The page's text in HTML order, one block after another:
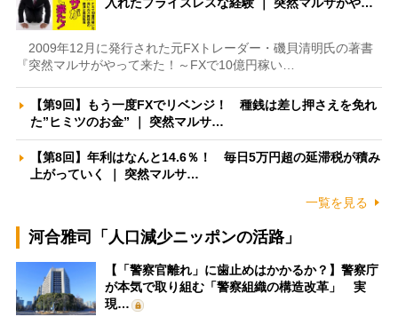
2009年12月に発行された元FXトレーダー・磯貝清明氏の著書
『突然マルサがやって来た！～FXで10億円稼い…
【第9回】もう一度FXでリベンジ！ 種銭は差し押さえを免れ
た”ヒミツのお金” ｜ 突然マルサ…
【第8回】年利はなんと14.6％！ 毎日5万円超の延滞税が積み
上がっていく ｜ 突然マルサ…
一覧を見る
河合雅司「人口減少ニッポンの活路」
【「警察官離れ」に歯止めはかかるか？】警察庁
が本気で取り組む「警察組織の構造改革」 実
現…